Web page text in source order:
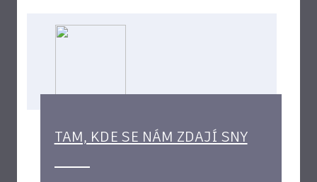
TAM, KDE SE NÁM ZDAJÍ SNY